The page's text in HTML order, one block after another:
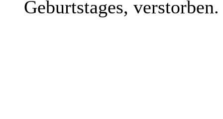
Geburtstages, verstorben.